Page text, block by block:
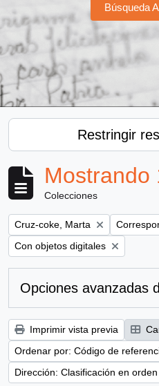
Búsqueda
Restringir
Mostrando
Colecciones
Remove filter:
Cruz-coke, Marta Remove
Remove filter:
Con objetos digitales
Opciones avanzadas
Imprimir vista previa
Ordenar por: Código de
Dirección: Clasificación en